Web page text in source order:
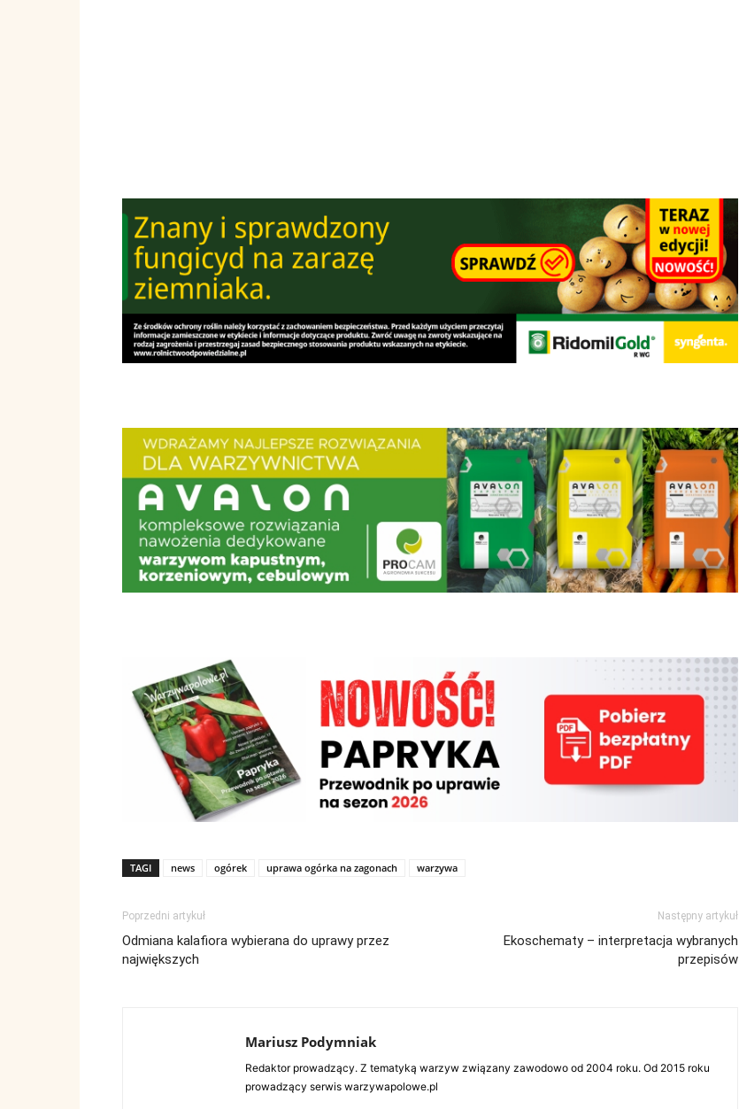
TAGI news ogórek uprawa ogórka na zagonach warzywa
Poprzedni artykuł
Odmiana kalafiora wybierana do uprawy przez
największych
Następny artykuł
Ekoschematy – interpretacja wybranych
przepisów
Mariusz Podymniak
Redaktor prowadzący. Z tematyką warzyw związany zawodowo od 2004 roku. Od 2015 roku
prowadzący serwis warzywapolowe.pl